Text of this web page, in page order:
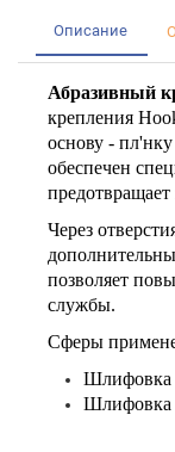
Описание
Абразивный
крепления
основу -
обеспечен
предотвращает
Через
позволяет
службы.
Сферы
Шлифовка
Шлифовка